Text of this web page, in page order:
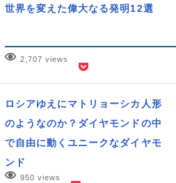
世界を変えた偉大なる発明12選
2,707 views
ロシアゆえにマトリョーシカ人形
のようなのか？ダイヤモンドの中
で自由に動くユニークなダイヤモ
ンド
950 views